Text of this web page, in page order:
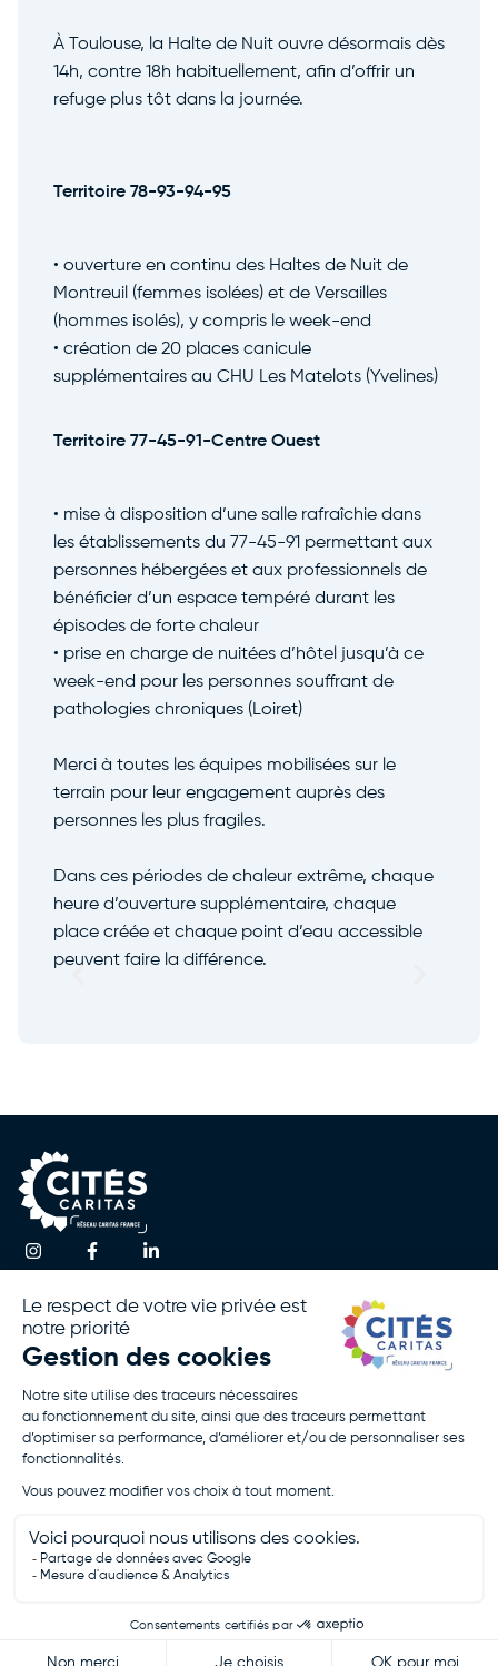
À Toulouse, la Halte de Nuit ouvre désormais dès
14h, contre 18h habituellement, afin d’offrir un
refuge plus tôt dans la journée.
Territoire 78-93-94-95
• ouverture en continu des Haltes de Nuit de
Montreuil (femmes isolées) et de Versailles
(hommes isolés), y compris le week-end
• création de 20 places canicule
supplémentaires au CHU Les Matelots (Yvelines)
Territoire 77-45-91-Centre Ouest
• mise à disposition d’une salle rafraîchie dans
les établissements du 77-45-91 permettant aux
personnes hébergées et aux professionnels de
bénéficier d’un espace tempéré durant les
épisodes de forte chaleur
• prise en charge de nuitées d’hôtel jusqu’à ce
week-end pour les personnes souffrant de
pathologies chroniques (Loiret)
Merci à toutes les équipes mobilisées sur le
terrain pour leur engagement auprès des
personnes les plus fragiles.
Dans ces périodes de chaleur extrême, chaque
heure d’ouverture supplémentaire, chaque
place créée et chaque point d’eau accessible
peuvent faire la différence.
Notre
Association
Activités
Agir Avec
Nous
Rejoignez-
Je Fais Un
Don
Presse
D’activité
Politique De
Mentions
Contactez-nous
!